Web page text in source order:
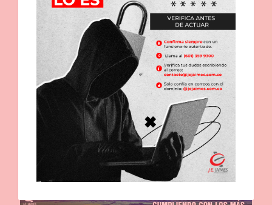
El proyecto Línea Sogamoso 500kV
Read more